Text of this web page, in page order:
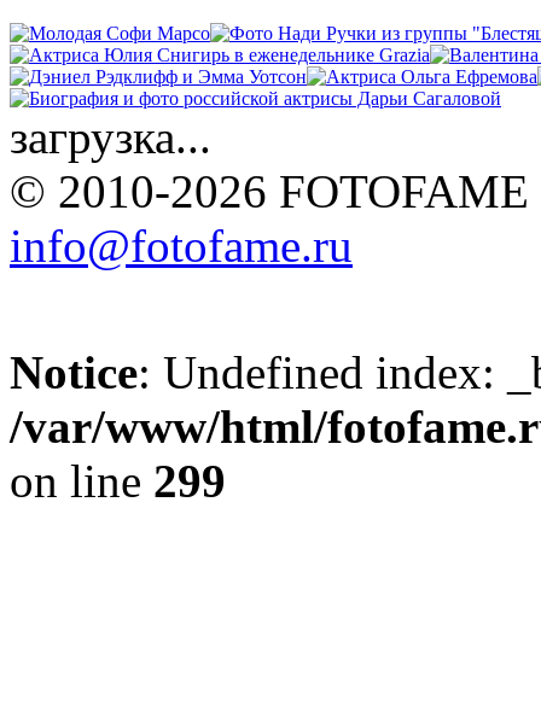
загрузка...
© 2010-2026 FOTOFAME
info@fotofame.ru
Notice: Undefined index:
/var/www/html/
on line 299